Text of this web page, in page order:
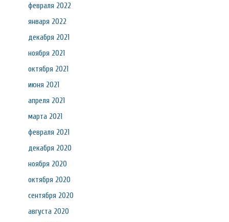
февраля 2022
января 2022
декабря 2021
ноября 2021
октября 2021
июня 2021
апреля 2021
марта 2021
февраля 2021
декабря 2020
ноября 2020
октября 2020
сентября 2020
августа 2020